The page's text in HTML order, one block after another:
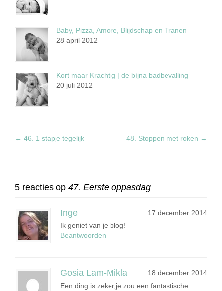
Baby, Pizza, Amore, Blijdschap en Tranen
28 april 2012
Kort maar Krachtig | de bíjna badbevalling
20 juli 2012
← 46. 1 stapje tegelijk 48. Stoppen met roken →
5 reacties op 47. Eerste oppasdag
Inge
17 december 2014
Ik geniet van je blog!
Beantwoorden
Gosia Lam-Mikla
18 december 2014
Een ding is zeker,je zou een fantastische